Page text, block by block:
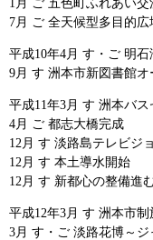
1月 ご 五色町ふれあい
7月 ご 全天候型多目的
平成10年4月 す・ご 明石
9月 す 洲本市新図書館オ
平成11年3月 す 洲本バ
4月 ご 都志大橋完成
12月 す 淡路島テレビジ
12月 す 本土導水開始
12月 す 新都心の整備進
平成12年3月 す 洲本市
3月 す・ご 淡路花博～